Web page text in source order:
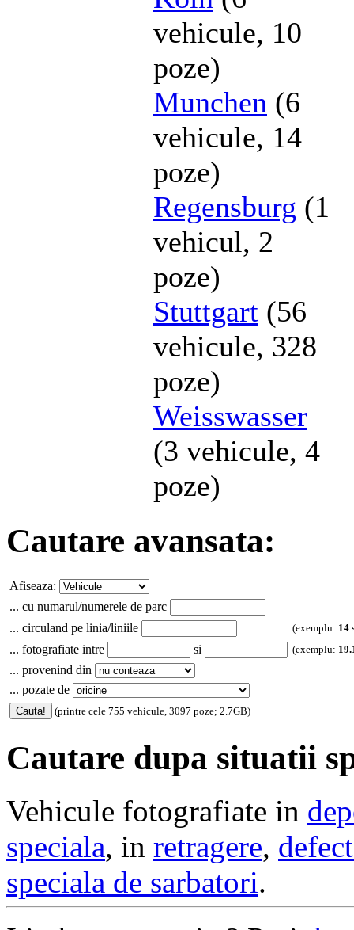
vehicule, 10
poze)
Munchen (6
vehicule, 14
poze)
Regensburg (1
vehicul, 2
poze)
Stuttgart (56
vehicule, 328
poze)
Weisswasser
(3 vehicule, 4
poze)
Cautare avansata:
Afiseaza:
... cu numarul/numerele de parc
... circuland pe linia/liniile
(exemplu: 14
... fotografiate intre si (exemplu:
... provenind din
... pozate de
(printre cele 755 vehicule, 3097 poze; 2.7GB)
Cautare dupa situatii
Vehicule fotografiate in
speciala, in retragere,
speciala de sarbatori.